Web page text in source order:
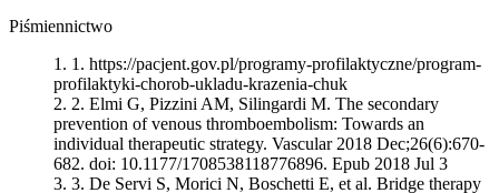
Piśmiennictwo
1. https://pacjent.gov.pl/programy-profilaktyczne/program-
profilaktyki-chorob-ukladu-krazenia-chuk
2. Elmi G, Pizzini AM, Silingardi M. The secondary
prevention of venous thromboembolism: Towards an
individual therapeutic strategy. Vascular 2018 Dec;26(6):670-
682. doi: 10.1177/1708538118776896. Epub 2018 Jul 3
3. De Servi S, Morici N, Boschetti E, et al. Bridge therapy